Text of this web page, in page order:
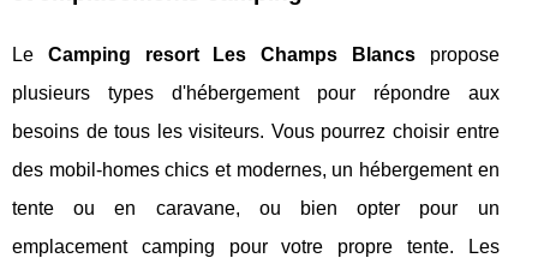
Le Camping resort Les Champs Blancspropose
plusieurs types d'hébergement pour répondre aux
besoins de tous les visiteurs. Vous pourrez choisir entre
des mobil-homes chics et modernes, un hébergement en
tente ou en caravane, ou bien opter pour un
emplacement camping pour votre propre tente. Les